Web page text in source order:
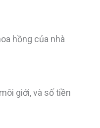
hồng của nhà
giới, và số tiền